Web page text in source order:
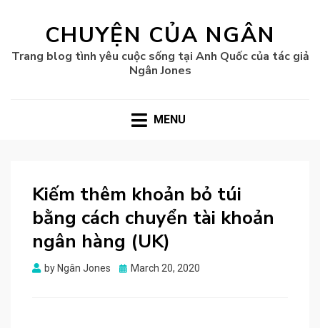
CHUYỆN CỦA NGÂN
Trang blog tình yêu cuộc sống tại Anh Quốc của tác giả
Ngân Jones
MENU
Kiếm thêm khoản bỏ túi
bằng cách chuyển tài khoản
ngân hàng (UK)
by Ngân Jones
Posted
March 20, 2020